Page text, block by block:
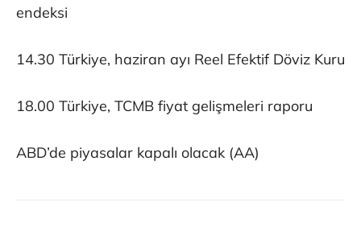
endeksi
14.30 Türkiye, haziran ayı Reel Efektif Döviz Kuru
18.00 Türkiye, TCMB fiyat gelişmeleri raporu
ABD’de piyasalar kapalı olacak (AA)